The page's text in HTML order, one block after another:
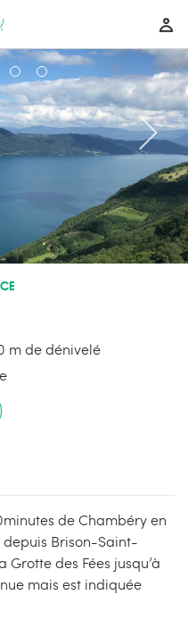
m de dénivelé
de Chambéry en
depuis Brison-Saint-
des Fées jusqu’à
mais est indiquée